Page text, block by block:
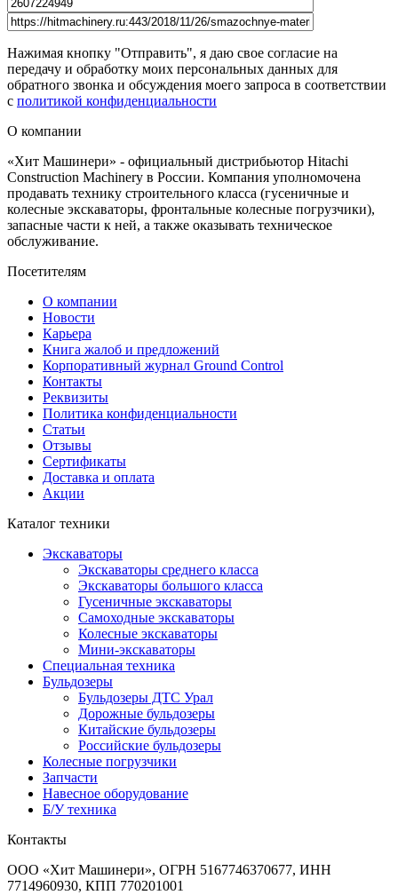
Нажимая кнопку "Отправить", я даю свое согласие на
передачу и обработку моих персональных данных для
обратного звонка и обсуждения моего запроса в соответствии
с политикой конфиденциальности
О компании
«Хит Машинери» - официальный дистрибьютор Hitachi
Construction Machinery в России. Компания уполномочена
продавать технику строительного класса (гусеничные и
колесные экскаваторы, фронтальные колесные погрузчики),
запасные части к ней, а также оказывать техническое
обслуживание.
Посетителям
О компании
Новости
Карьера
Книга жалоб и предложений
Корпоративный журнал Ground Control
Контакты
Реквизиты
Политика конфиденциальности
Статьи
Отзывы
Сертификаты
Доставка и оплата
Акции
Каталог техники
Экскаваторы
Экскаваторы среднего класса
Экскаваторы большого класса
Гусеничные экскаваторы
Самоходные экскаваторы
Колесные экскаваторы
Мини-экскаваторы
Специальная техника
Бульдозеры
Бульдозеры ДТС Урал
Дорожные бульдозеры
Китайские бульдозеры
Российские бульдозеры
Колесные погрузчики
Запчасти
Навесное оборудование
Б/У техника
Контакты
ООО «Хит Машинери», ОГРН 5167746370677, ИНН
7714960930, КПП 770201001